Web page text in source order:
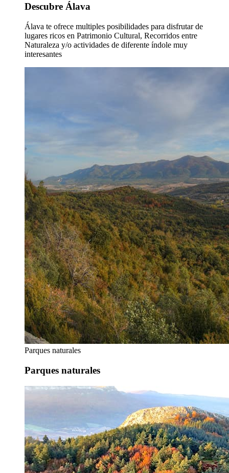
Descubre Álava
Álava te ofrece multiples posibilidades para disfrutar de
lugares ricos en Patrimonio Cultural, Recorridos entre
Naturaleza y/o actividades de diferente índole muy
interesantes
Parques naturales
Parques naturales